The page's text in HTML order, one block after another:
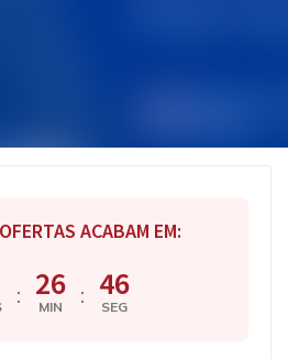
ACABAM EM:
: 26
MIN : 45
SEG